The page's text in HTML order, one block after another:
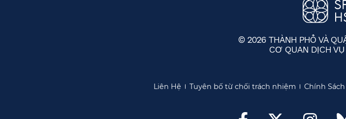
© 2026 THÀNH PHỐ VÀ
CƠ QUAN DỊCH
Liên Hệ​​ Tuyên bố từ chối trách nhiệm​​ Chính